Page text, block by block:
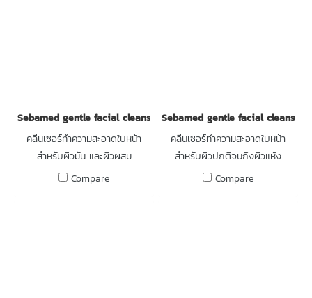
Sebamed gentle facial cleanser for oily and combination skin
คลีนเซอร์ทำความสะอาดใบหน้า
สำหรับผิวมัน และผิวผสม
Compare
Sebamed gentle facial
คลีนเซอร์ทำความสะอาดใบหน้า
สำหรับผิวปกติจนถึงผิวแห้ง
Compare